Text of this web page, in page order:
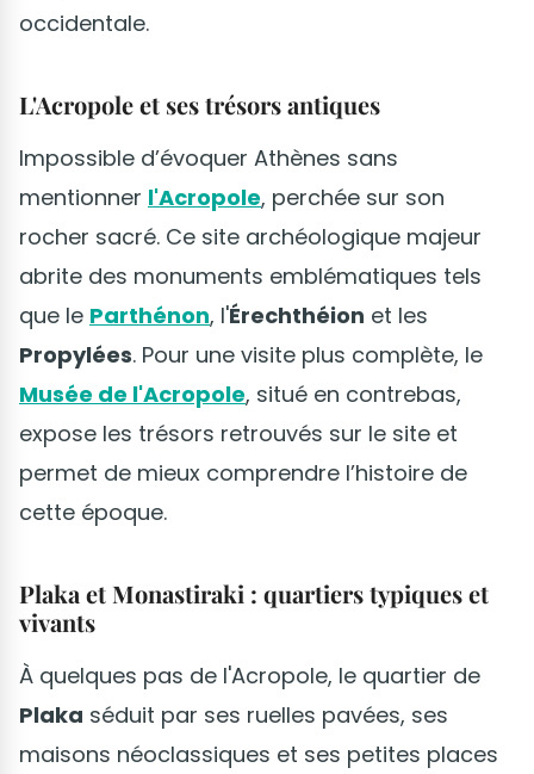
occidentale.
L'Acropole et ses trésors antiques
Impossible d’évoquer Athènes sans
mentionner l'Acropole, perchée sur son
rocher sacré. Ce site archéologique majeur
abrite des monuments emblématiques tels
que le Parthénon, l'Érechthéion et les
Propylées. Pour une visite plus complète, le
Musée de l'Acropole, situé en contrebas,
expose les trésors retrouvés sur le site et
permet de mieux comprendre l’histoire de
cette époque.
Plaka et Monastiraki : quartiers typiques et
vivants
À quelques pas de l'Acropole, le quartier de
Plaka séduit par ses ruelles pavées, ses
maisons néoclassiques et ses petites places